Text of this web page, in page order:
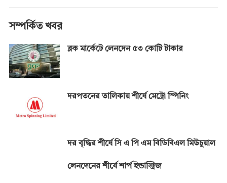
o
o
k
er p
m
n
সম্পর্কিত খবর
ব্লক মার্কেটে লেনদেন ৫৩ কোটি টাকার
দরপতনের তালিকায় শীর্ষে মেট্রো স্পিনিং
দর বৃদ্ধির শীর্ষে সি এ পি এম বিডিবিএল মিউচুয়াল
লেনদেনের শীর্ষে শার্প ইন্ডাস্ট্রিজ